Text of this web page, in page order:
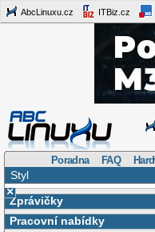
AbcLinuxu.cz ITBiz.cz
Poradna FAQ
Styl
×
Zprávičky
Pracovní nabídky